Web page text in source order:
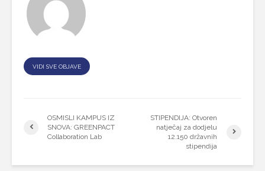
VIDI SVE OBJAVE
OSMISLI KAMPUS IZ
SNOVA: GREENPACT
Collaboration Lab
STIPENDIJA: Otvoren
natječaj za dodjelu
12.150 državnih
stipendija